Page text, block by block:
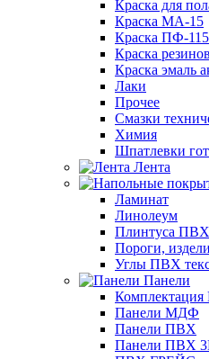
Краска для
Краска МА-15
Краска ПФ-115
Краска
Краска эмаль
Лаки
Прочее
Смазки
Химия
Шпатлевки
Лента
Ламинат
Линолеум
Плинтуса
Пороги,
Углы ПВХ
Панели
Панели МДФ
Панели ПВХ
Панели ПВХ